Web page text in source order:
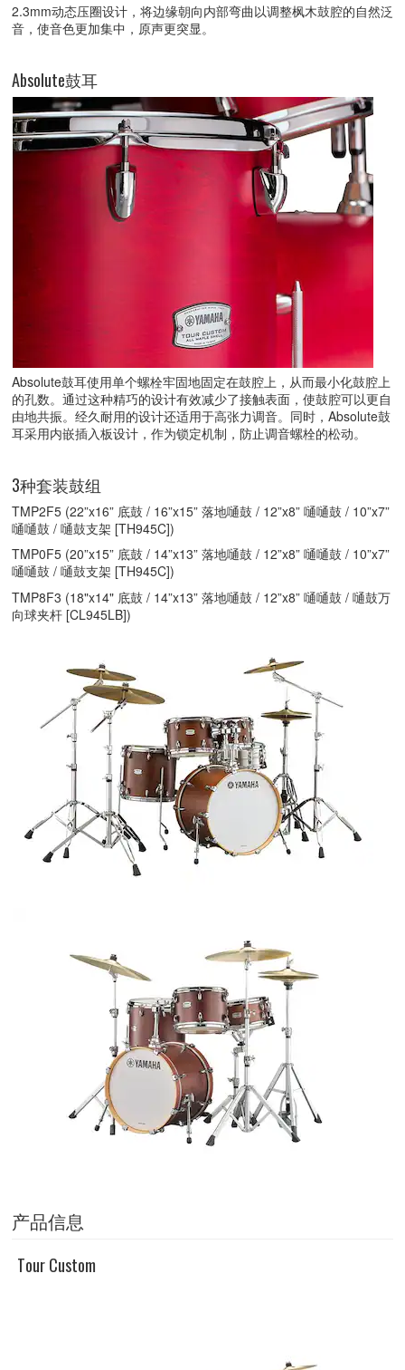
2.3mm动态压圈设计，将边缘朝向内部弯曲以调整枫木鼓腔的自然泛
音，使音色更加集中，原声更突显。
Absolute鼓耳
Absolute鼓耳使用单个螺栓牢固地固定在鼓腔上，从而最小化鼓腔上
的孔数。通过这种精巧的设计有效减少了接触表面，使鼓腔可以更自
由地共振。经久耐用的设计还适用于高张力调音。同时，Absolute鼓
耳采用内嵌插入板设计，作为锁定机制，防止调音螺栓的松动。
3种套装鼓组
TMP2F5 (22”x16” 底鼓 / 16”x15” 落地嗵鼓 / 12”x8” 嗵嗵鼓 / 10”x7”
嗵嗵鼓 / 嗵鼓支架 [TH945C])
TMP0F5 (20”x15” 底鼓 / 14”x13” 落地嗵鼓 / 12”x8” 嗵嗵鼓 / 10”x7”
嗵嗵鼓 / 嗵鼓支架 [TH945C])
TMP8F3 (18"x14" 底鼓 / 14”x13” 落地嗵鼓 / 12”x8” 嗵嗵鼓 / 嗵鼓万
向球夹杆 [CL945LB])
产品信息
Tour Custom